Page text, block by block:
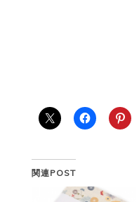
関連POST